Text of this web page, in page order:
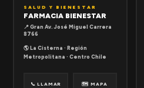
SALUD Y BIENESTAR
FARMACIA BIENESTAR
📍 Gran Av. José Miguel Carrera
8766
🌎 La Cisterna · Región
Metropolitana · Centro Chile
📞 LLAMAR 🗺 MAPA